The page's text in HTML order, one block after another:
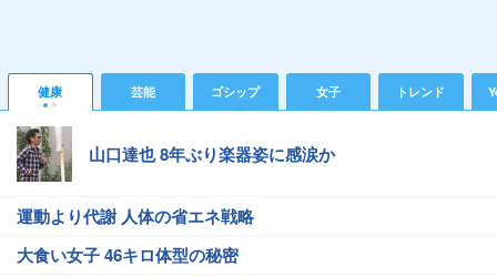
健康 芸能 ゴシップ 女子 トレンド
山口達也 8年ぶり楽器姿に感涙か
運動より代謝 人体の省エネ戦略
大食い女子 46キロ体型の秘密